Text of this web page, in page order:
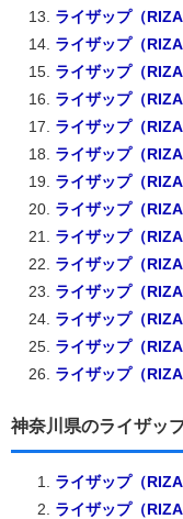
ライザップ（
ライザップ（
ライザップ（
ライザップ（
ライザップ（
ライザップ（
ライザップ（
ライザップ（
ライザップ（
ライザップ（
ライザップ（
ライザップ（
ライザップ（
ライザップ（
神奈川県のライザッ
ライザップ（
ライザップ（